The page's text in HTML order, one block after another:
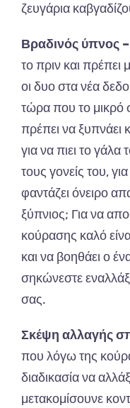
ζευγάρια
Βραδινός ύπνος
το πριν και πρέπει
οι δυο στα νέα
τώρα που το μικρό
πρέπει να ξυπνάει
για να πιει το γάλα
τους γονείς του,
φαντάζει όνειρο
ξύπνιος; Για να
κούρασης καλό
και να βοηθάει ο
σηκώνεστε εναλλάξ
σας.
Σκέψη αλλαγής
που λόγω της
διαδικασία να
μετακομίσουνε